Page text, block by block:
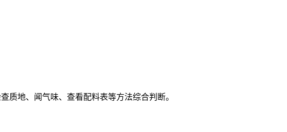
质地、闻气味、查看配料表等方法综合判断。